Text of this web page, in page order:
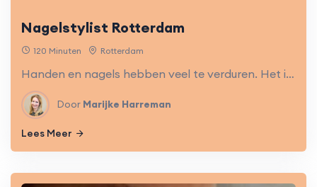
Nagelstylist Rotterdam
120 Minuten Rotterdam
Handen en nagels hebben veel te verduren. Het is belangrijk om ze goed te verzorgen. Dat kan met een Spa Manicure of gellak behandeling. Je gaat naar huis met verzorgde handen en nagels.
Door Marijke Harreman
Lees Meer